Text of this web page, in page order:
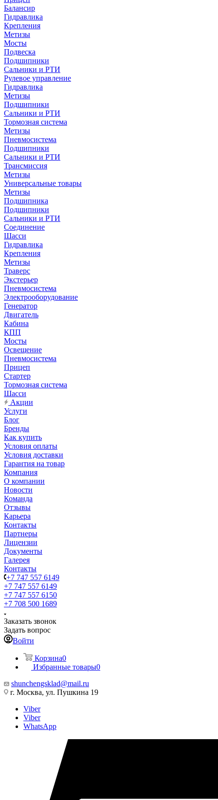
Балансир
Гидравлика
Крепления
Метизы
Мосты
Подвеска
Подшипники
Сальники и РТИ
Рулевое управление
Гидравлика
Метизы
Подшипники
Сальники и РТИ
Тормозная система
Метизы
Пневмосистема
Подшипники
Сальники и РТИ
Трансмиссия
Метизы
Универсальные товары
Метизы
Подшипника
Подшипники
Сальники и РТИ
Соединение
Шасси
Гидравлика
Крепления
Метизы
Траверс
Экстерьер
Пневмосистема
Электрооборудование
Генератор
Двигатель
Кабина
КПП
Мосты
Освещение
Пневмосистема
Прицеп
Стартер
Тормозная система
Шасси
Акции
Услуги
Блог
Бренды
Как купить
Условия оплаты
Условия доставки
Гарантия на товар
Компания
О компании
Новости
Команда
Отзывы
Карьера
Контакты
Партнеры
Лицензии
Документы
Галерея
Контакты
+7 747 557 6149
+7 747 557 6149
+7 747 557 6150
+7 708 500 1689
Заказать звонок
Задать вопрос
Войти
Корзина0
Избранные товары0
shunchengsklad@mail.ru
г. Москва, ул. Пушкина 19
Viber
Viber
WhatsApp